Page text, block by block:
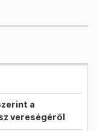
a
vereségéről